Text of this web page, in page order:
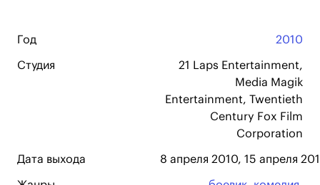
Год 2010
Студия
21 Laps Entertainment,
Media Magik
Entertainment, Twentieth
Century Fox Film
Corporation
Дата выхода 8 апреля 2010, 15 апреля